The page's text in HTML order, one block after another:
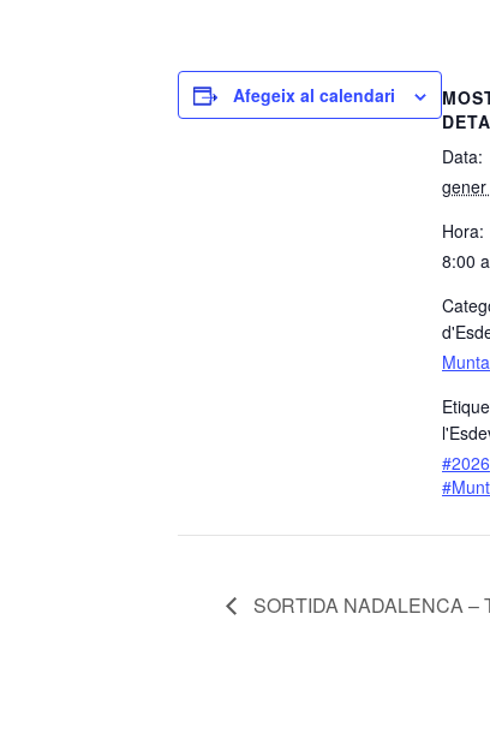
Afegeix al calendari
Data:
gener
Hora:
8:00
#2026
SORTIDA NADALENCA –